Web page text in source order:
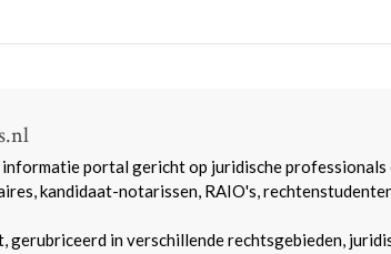
informatie portal gericht op juridische
kandidaat-notarissen, RAIO's,
gerubriceerd in verschillende rechtsgebieden,